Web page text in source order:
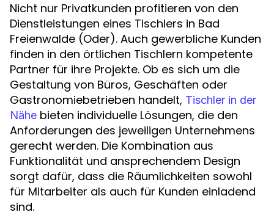
Nicht nur Privatkunden profitieren von den
Dienstleistungen eines Tischlers in Bad
Freienwalde (Oder). Auch gewerbliche Kunden
finden in den örtlichen Tischlern kompetente
Partner für ihre Projekte. Ob es sich um die
Gestaltung von Büros, Geschäften oder
Gastronomiebetrieben handelt, Tischler in der
Nähe bieten individuelle Lösungen, die den
Anforderungen des jeweiligen Unternehmens
gerecht werden. Die Kombination aus
Funktionalität und ansprechendem Design
sorgt dafür, dass die Räumlichkeiten sowohl
für Mitarbeiter als auch für Kunden einladend
sind.